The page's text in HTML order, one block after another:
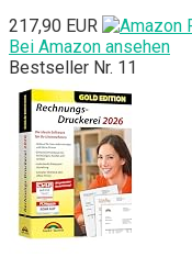
217,90 EUR
Bei Amazon ansehen
Bestseller Nr. 11